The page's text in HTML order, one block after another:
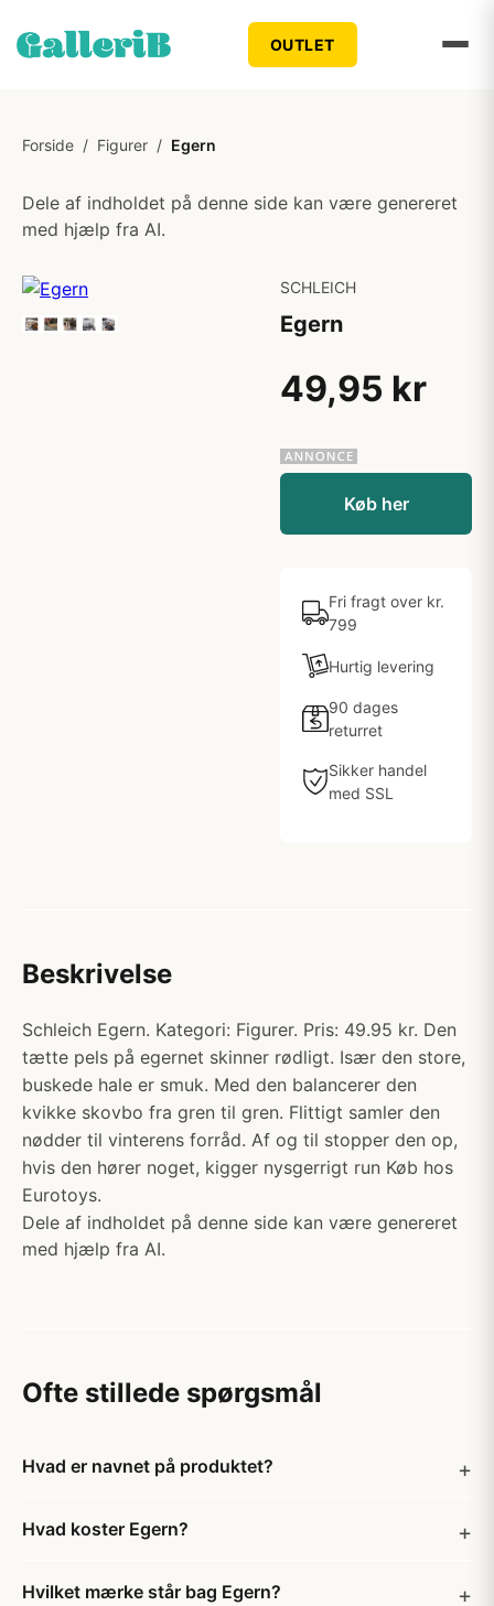
OUTLET
Forside / Figurer / Egern
Dele af indholdet på denne side kan være genereret
med hjælp fra AI.
SCHLEICH
Egern
49,95 kr
Køb her
Fri fragt over kr.
799
Hurtig levering
90 dages
returret
Sikker handel
med SSL
Beskrivelse
Schleich Egern. Kategori: Figurer. Pris: 49.95 kr. Den
tætte pels på egernet skinner rødligt. Især den store,
buskede hale er smuk. Med den balancerer den
kvikke skovbo fra gren til gren. Flittigt samler den
nødder til vinterens forråd. Af og til stopper den op,
hvis den hører noget, kigger nysgerrigt run Køb hos
Eurotoys.
Dele af indholdet på denne side kan være genereret
med hjælp fra AI.
Ofte stillede spørgsmål
Hvad er navnet på produktet?
Hvad koster Egern?
Hvilket mærke står bag Egern?